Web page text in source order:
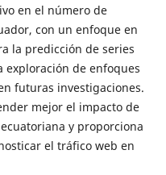
en el número de
con un enfoque en
la predicción de series
exploración de enfoques
futuras investigaciones.
mejor el impacto de
y proporciona
el tráfico web en